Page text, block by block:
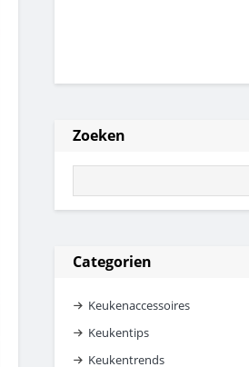
Zoeken
Categorien
Keukenaccessoires
Keukentips
Keukentrends